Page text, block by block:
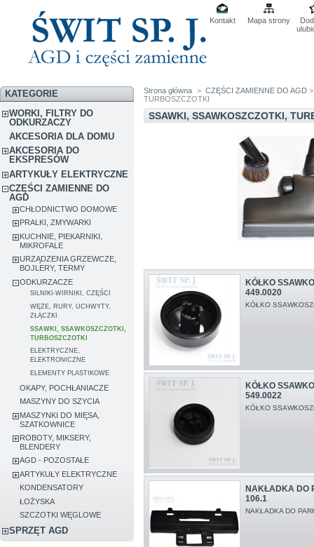
Kontakt Mapa strony
KATEGORIE
WORKI, FILTRY DO
ODKURZACZY
AKCESORIA DLA DOMU
AKCESORIA DO
EKSPRESÓW
ARTYKUŁY ELEKTRYCZNE
CZĘŚCI ZAMIENNE DO
AGD
CHŁODNICTWO DOMOWE
PRALKI, ZMYWARKI
KUCHNIE, PIEKARNIKI,
MIKROFALE
URZĄDZENIA GRZEWCZE,
BOJLERY, TERMY
ODKURZACZE
SILNIKI-WIRNIKI, CZĘŚCI
WĘŻE, RURY, UCHWYTY,
ZŁĄCZKI
SSAWKI, SSAWKOSZCZOTKI,
TURBOSZCZOTKI
ELEKTRYCZNE,
ELEKTRONICZNE
ELEMENTY PLASTIKOWE
OKAPY, POCHŁANIACZE
MASZYNY DO SZYCIA
MASZYNKI DO MIĘSA,
SZATKOWNICE
ROBOTY, MIKSERY,
BLENDERY
AGD - POZOSTAŁE
ARTYKUŁY ELEKTRYCZNE
KONDENSATORY
ŁOŻYSKA
SZCZOTKI WĘGLOWE
SPRZĘT AGD
Strona główna > CZĘŚCI ZAMIENNE DO AGD
TURBOSZCZOTKI
SSAWKI, SSAWKOSZCZOTKI,
KÓŁKO
449.0020
KÓŁKO
KÓŁKO
549.0022
KÓŁKO
NAKŁADKA DO
106.1
NAKŁADKA DO